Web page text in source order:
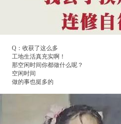
Q：收获了这么多
工地生活真充实啊！
那空闲时间你都做什么呢？
空闲时间
做的事也挺多的